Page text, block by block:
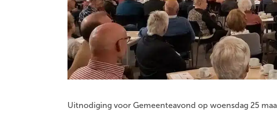
Uitnodiging voor Gemeenteavond op woensdag 25